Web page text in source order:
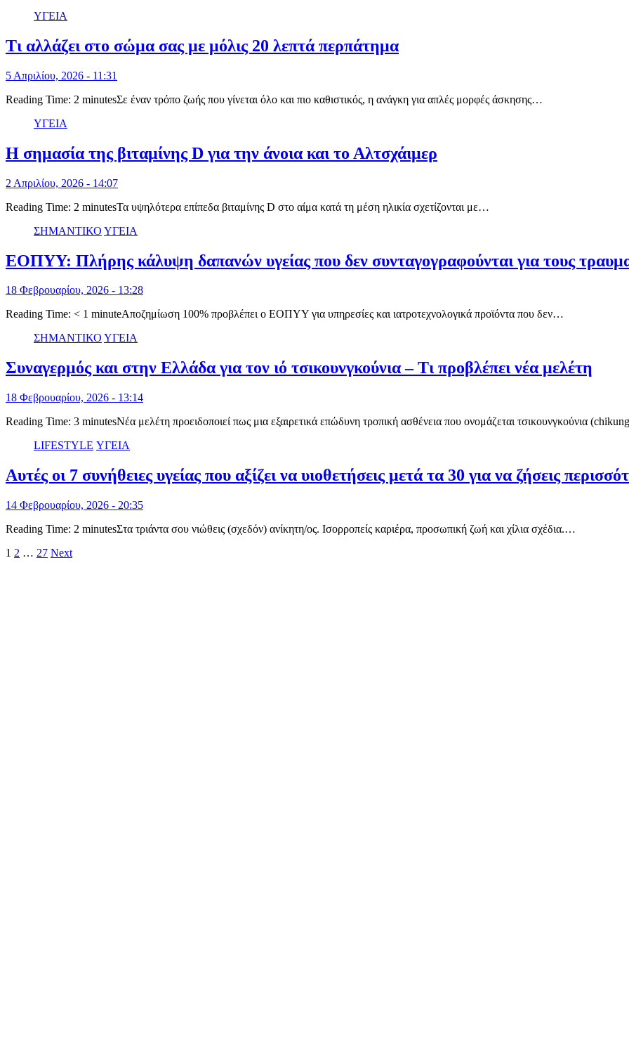
ΥΓΕΙΑ
Τι αλλάζει στο σώμα σας με μόλις 20 λεπτά περπάτημα
5 Απριλίου, 2026 - 11:31
Reading Time: 2 minutesΣε έναν τρόπο ζωής που γίνεται όλο και πιο καθιστικός, η ανάγκη για απλές μορφές άσκησης…
ΥΓΕΙΑ
Η σημασία της βιταμίνης D για την άνοια και το Αλτσχάιμερ
2 Απριλίου, 2026 - 14:07
Reading Time: 2 minutesΤα υψηλότερα επίπεδα βιταμίνης D στο αίμα κατά τη μέση ηλικία σχετίζονται με…
ΣΗΜΑΝΤΙΚΟ ΥΓΕΙΑ
ΕΟΠΥΥ: Πλήρης κάλυψη δαπανών υγείας που δεν συνταγογραφούνται για τους
18 Φεβρουαρίου, 2026 - 13:28
Reading Time: < 1 minuteΑποζημίωση 100% προβλέπει ο ΕΟΠΥΥ για υπηρεσίες και ιατροτεχνολογικά προϊόντα που δεν…
ΣΗΜΑΝΤΙΚΟ ΥΓΕΙΑ
Συναγερμός και στην Ελλάδα για τον ιό τσικουνγκούνια – Τι προβλέπει νέα μελέτη
18 Φεβρουαρίου, 2026 - 13:14
Reading Time: 3 minutesΝέα μελέτη προειδοποιεί πως μια εξαιρετικά επώδυνη τροπική ασθένεια που ονομάζεται τσικουνγκούνια
LIFESTYLE ΥΓΕΙΑ
Αυτές οι 7 συνήθειες υγείας που αξίζει να υιοθετήσεις μετά τα 30 για να ζήσεις
14 Φεβρουαρίου, 2026 - 20:35
Reading Time: 2 minutesΣτα τριάντα σου νιώθεις (σχεδόν) ανίκητη/ος. Ισορροπείς καριέρα, προσωπική ζωή και χίλια σχέδια.…
Σελιδοποίηση
1 2 … 27 Next